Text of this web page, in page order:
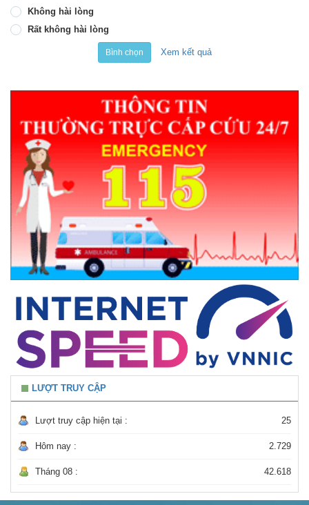
Không hài lòng
Rất không hài lòng
Bình chọn Xem kết quả
LƯỢT TRUY CẬP
Lượt truy cập hiện tại : 25
Hôm nay : 2.729
Tháng 08 : 42.618